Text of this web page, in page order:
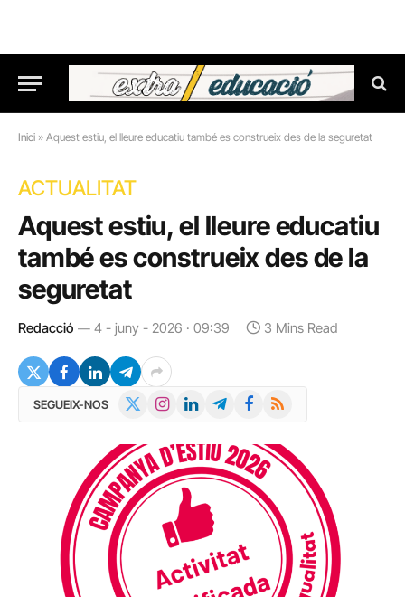
Inici » Aquest estiu, el lleure educatiu també es construeix des de la seguretat
ACTUALITAT
Aquest estiu, el lleure educatiu
també es construeix des de la
seguretat
Redacció 4 - juny - 2026 · 09:39 3 Mins Read
SEGUEIX-NOS InstagramLinkedInTelegramFacebook
RSS